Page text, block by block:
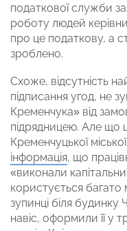
податкової служби
роботу людей
про це податкову, а
зроблено.
Схоже, відсутність
підписання угод, не
Кременчука» від
підрядницею. Але що
Кременчуцької
інформація, що
«виконали
користується багато
зупинці біля будинку
навіс, оформили її у